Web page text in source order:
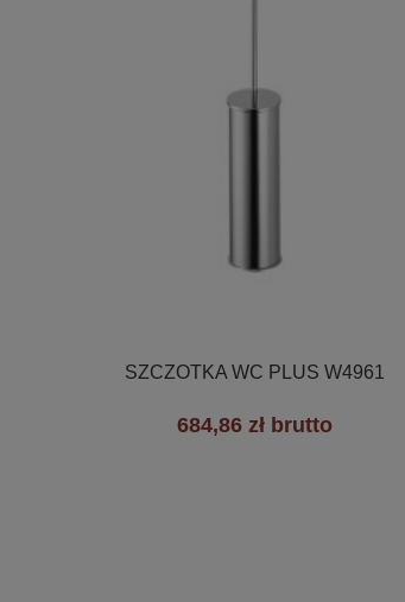
Szybki podgląd
SZCZOTKA WC PLUS W4961
684,86 zł brutto